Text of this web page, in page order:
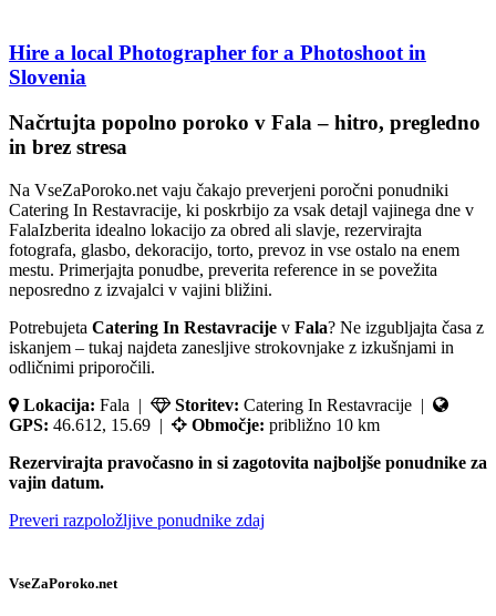
Hire a local Photographer for a Photoshoot in
Slovenia
VseZaPoroko.net – Poročni ponudniki in
Načrtujta popolno poroko v Fala – hitro, pregledno
in brez stresa
Na VseZaPoroko.net vaju čakajo preverjeni poročni ponudniki
Catering In Restavracije, ki poskrbijo za vsak detajl vajinega dne v
FalaIzberita idealno lokacijo za obred ali slavje, rezervirajta
fotografa, glasbo, dekoracijo, torto, prevoz in vse ostalo na enem
mestu. Primerjajta ponudbe, preverita reference in se povežita
neposredno z izvajalci v vajini bližini.
Potrebujeta Catering In Restavracije v Fala? Ne izgubljajta časa z
iskanjem – tukaj najdeta zanesljive strokovnjake z izkušnjami in
odličnimi priporočili.
Lokacija: Fala | Storitev: Catering In Restavracije |
GPS: 46.612, 15.69 | Območje: približno 10 km
Rezervirajta pravočasno in si zagotovita najboljše ponudnike za
vajin datum.
Preveri razpoložljive ponudnike zdaj
VseZaPoroko.net